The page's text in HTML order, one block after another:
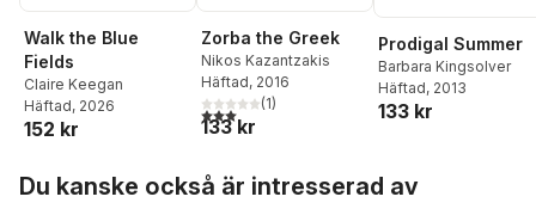
Walk the Blue
Fields
Claire Keegan
Häftad, 2026
152 kr
Zorba the Greek
Nikos Kazantzakis
Häftad, 2016
3,0utav 5 stjärnor. Totalt antal röster:
(1)
133 kr
Prodigal Summer
Barbara Kingsolver
Häftad, 2013
133 kr
Du kanske också är intresserad av